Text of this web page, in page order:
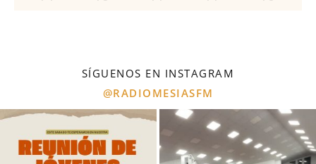
SÍGUENOS EN INSTAGRAM
@RADIOMESIASFM